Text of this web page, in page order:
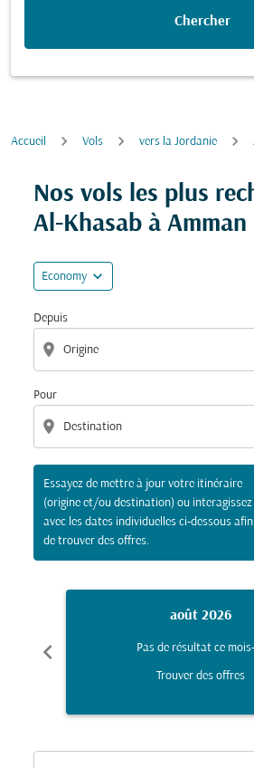
Chercher
Accueil Vols vers la Jordanie
Nos vols les plus
Al-Khasab à Amman
Economy expand_more
Depuis
location_on
Pour
location_on
Essayez de mettre à jour votre itinéraire
(origine et/ou destination) ou interagissez
avec les dates individuelles ci-dessous afin
de trouver des offres.
Essayez de mettre à jour votre
chevron_left
août 2026
Pas de résultat ce
Trouver des offres